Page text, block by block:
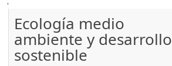
'
Ecología medio
ambiente y desarrollo
sostenible